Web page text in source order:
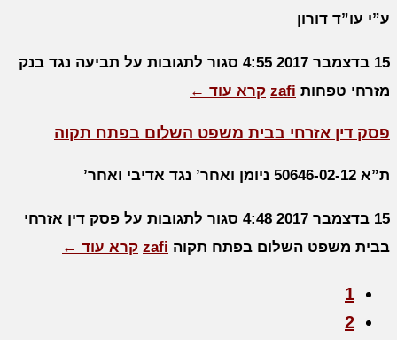
ע”י עו”ד דורון
15 בדצמבר 2017 4:55 סגור לתגובות על תביעה נגד בנק
מזרחי טפחות zafi קרא עוד ←
פסק דין אזרחי בבית משפט השלום בפתח תקוה
ת”א 50646-02-12 ניומן ואחר’ נגד אדיבי ואחר’
15 בדצמבר 2017 4:48 סגור לתגובות על פסק דין אזרחי
בבית משפט השלום בפתח תקוה zafi קרא עוד ←
1
2